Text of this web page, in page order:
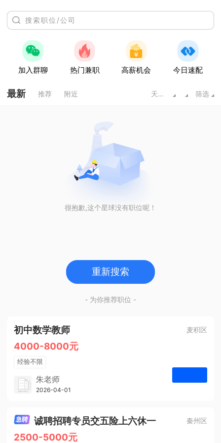
加入群聊 热门兼职 高薪机会 今日速配
最新 推荐 附近 天水甘肃 筛选
很抱歉,这个星球没有职位呢！
重新搜索
- 为你推荐职位 -
初中数学教师 麦积区
4000-8000元
经验不限
学历不限
1人
朱老师
博学启智教育
2026-04-01
诚聘招聘专员交五险上六休一 秦州区
2500-5000元